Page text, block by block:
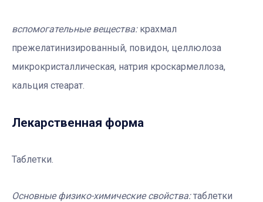
вспомогательные вещества:крахмал
прежелатинизированный, повидон, целлюлоза
микрокристаллическая, натрия кроскармеллоза,
кальция стеарат.
Лекарственная форма
Таблетки.
Основные физико-химические свойства:таблетки